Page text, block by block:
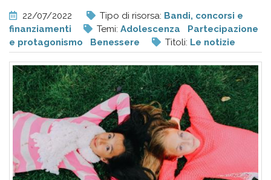
analisi
pr
l'infanzia
e
l'adolescenza
22/07/2022 Tipo di risorsa: Bandi, concorsi e
finanziamenti
Temi: Adolescenza
Partecipazione
e protagonismo
Benessere Titoli: Le notizie